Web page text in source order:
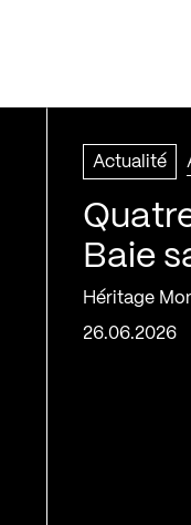
Actualité
Baie
Héritage
26.06.2026